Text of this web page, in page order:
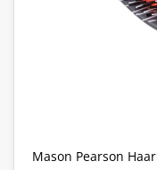
Mason Pearson